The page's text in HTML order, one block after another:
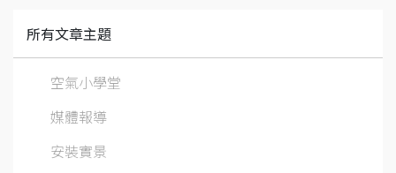
所有文章主題
空氣小學堂
媒體報導
安裝實景